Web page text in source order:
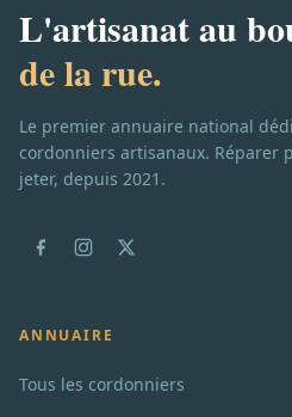
L'artisanat au
de la rue.
Le premier annuaire national
cordonniers artisanaux. Réparer
jeter, depuis 2021.
ANNUAIRE
Tous les cordonniers